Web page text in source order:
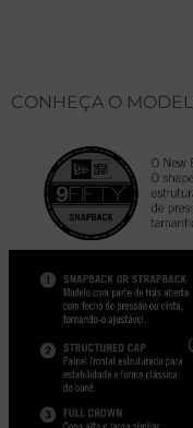
CONHEÇA O